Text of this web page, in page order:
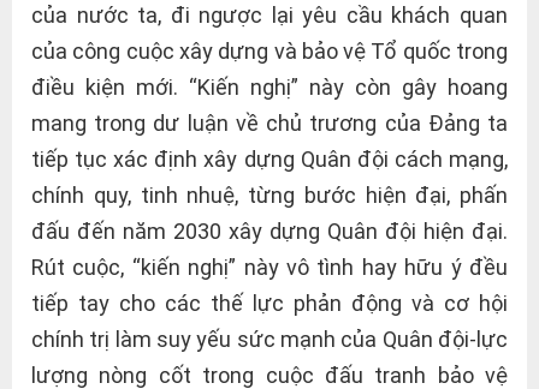
của nước ta, đi ngược lại yêu cầu khách quan
của công cuộc xây dựng và bảo vệ Tổ quốc trong
điều kiện mới. “Kiến nghị” này còn gây hoang
mang trong dư luận về chủ trương của Đảng ta
tiếp tục xác định xây dựng Quân đội cách mạng,
chính quy, tinh nhuệ, từng bước hiện đại, phấn
đấu đến năm 2030 xây dựng Quân đội hiện đại.
Rút cuộc, “kiến nghị” này vô tình hay hữu ý đều
tiếp tay cho các thế lực phản động và cơ hội
chính trị làm suy yếu sức mạnh của Quân đội-lực
lượng nòng cốt trong cuộc đấu tranh bảo vệ